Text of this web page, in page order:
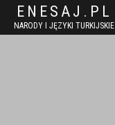
ENESAJ.PL
NARODY I JĘZYKI TURKIJSKIE